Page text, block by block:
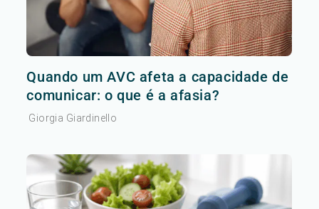
Quando um AVC afeta a capacidade de
comunicar: o que é a afasia?
Giorgia Giardinello